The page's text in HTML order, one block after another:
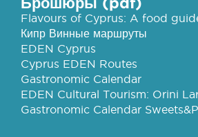
Flavours of Cyprus: A food
Кипр Винные маршруты
EDEN Cyprus
Cyprus EDEN Routes
Gastronomic Calendar
EDEN Cultural Tourism: Orini
Gastronomic Calendar